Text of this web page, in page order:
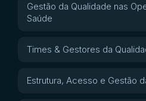
Gestão da Qualidade nas
Saúde
Times & Gestores da
Estrutura, Acesso e Gestão